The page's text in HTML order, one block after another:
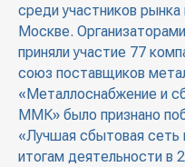
среди участников
Москве.
приняли участие 77
союз поставщиков
«Металлоснабжение и
ММК» было признано
«Лучшая сбытовая сеть
итогам деятельности в